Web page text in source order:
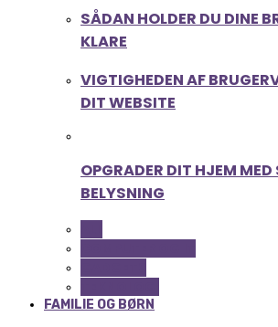
SÅDAN HOLDER DU DINE
KLARE
VIGTIGHEDEN AF
DIT WEBSITE
OPGRADER DIT HJEM
BELYSNING
FAMILIE OG BØRN